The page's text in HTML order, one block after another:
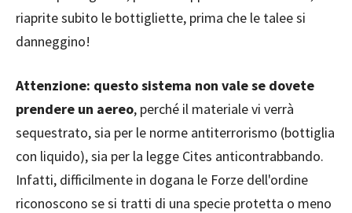
riaprite subito le bottigliette, prima che le talee si
danneggino!
Attenzione: questo sistema non vale se dovete
prendere un aereo, perché il materiale vi verrà
sequestrato, sia per le norme antiterrorismo (bottiglia
con liquido), sia per la legge Cites anticontrabbando.
Infatti, difficilmente in dogana le Forze dell'ordine
riconoscono se si tratti di una specie protetta o meno